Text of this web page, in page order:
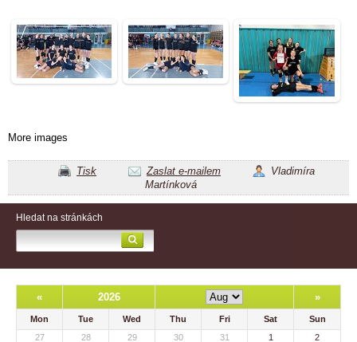
More images
Tisk Zaslat e-mailem
Vladimíra
Martínková
Hledat na stránkách
« 2026 »
Mon Tue Wed Thu Fri Sat
Sun
27
28 29 30 31 1
2